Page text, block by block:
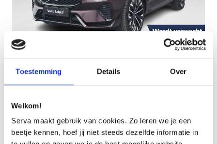
Toestemming Details Over
Welkom!
Serva maakt gebruik van cookies. Zo leren we je een
beetje kennen, hoef jij niet steeds dezelfde informatie in
€ 62.995
DARK | PANORAMADAK | 360° CAMERA |
LUCHTVERING | HARMAN KARDON | HEAD-UP
DISPLAY | STOEL- EN STUURVE